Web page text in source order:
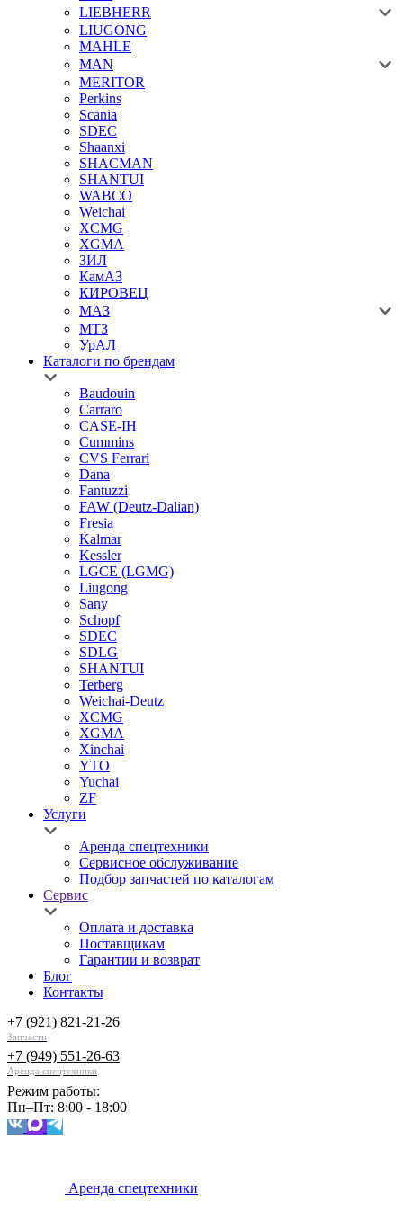
LIEBHERR
LIUGONG
MAHLE
MAN
MERITOR
Perkins
Scania
SDEC
Shaanxi
SHACMAN
SHANTUI
WABCO
Weichai
XCMG
XGMA
ЗИЛ
КамАЗ
КИРОВЕЦ
МАЗ
МТЗ
УрАЛ
Каталоги по брендам
Baudouin
Carraro
CASE-IH
Cummins
CVS Ferrari
Dana
Fantuzzi
FAW (Deutz-Dalian)
Fresia
Kalmar
Kessler
LGCE (LGMG)
Liugong
Sany
Schopf
SDEC
SDLG
SHANTUI
Terberg
Weichai-Deutz
XCMG
XGMA
Xinchai
YTO
Yuchai
ZF
Услуги
Аренда спецтехники
Сервисное обслуживание
Подбор запчастей по каталогам
Сервис
Оплата и доставка
Поставщикам
Гарантии и возврат
Блог
Контакты
+7 (921) 821-21-26
Запчасти
+7 (949) 551-26-63
Аренда спецтехники
Режим работы:
Пн–Пт: 8:00 - 18:00
Аренда спецтехники